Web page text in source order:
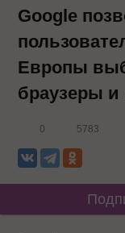
Google
Европы
браузеры и
0 5783